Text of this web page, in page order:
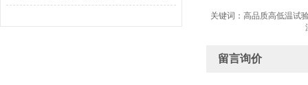
关键词：高品质高低温试
留言询价